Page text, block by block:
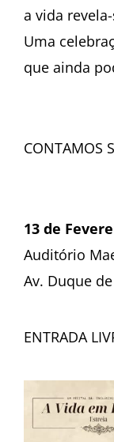
a vida
Uma
que ainda
CONTAMOS
13 de
Auditório
Av. Duque
ENTRADA